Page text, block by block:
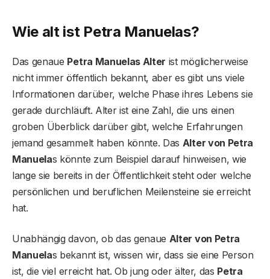
Wie alt ist Petra Manuelas?
Das genaue Petra Manuelas Alter ist möglicherweise
nicht immer öffentlich bekannt, aber es gibt uns viele
Informationen darüber, welche Phase ihres Lebens sie
gerade durchläuft. Alter ist eine Zahl, die uns einen
groben Überblick darüber gibt, welche Erfahrungen
jemand gesammelt haben könnte. Das Alter von Petra
Manuelas könnte zum Beispiel darauf hinweisen, wie
lange sie bereits in der Öffentlichkeit steht oder welche
persönlichen und beruflichen Meilensteine sie erreicht
hat.
Unabhängig davon, ob das genaue Alter von Petra
Manuelas bekannt ist, wissen wir, dass sie eine Person
ist, die viel erreicht hat. Ob jung oder älter, das Petra